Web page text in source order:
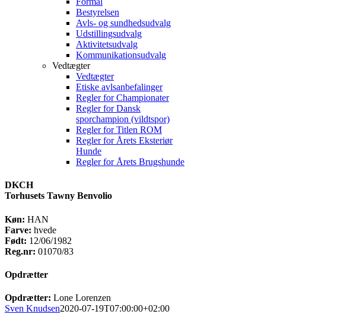
Bestyrelsen
Avls- og sundhedsudvalg
Udstillingsudvalg
Aktivitetsudvalg
Kommunikationsudvalg
Vedtægter
Vedtægter
Etiske avlsanbefalinger
Regler for Championater
Regler for Dansk
sporchampion (vildtspor)
Regler for Titlen ROM
Regler for Årets Eksteriør
Hunde
Regler for Årets Brugshunde
DKCH
Torhusets Tawny Benvolio
Køn: HAN
Farve: hvede
Født: 12/06/1982
Reg.nr: 01070/83
Opdrætter
Opdrætter: Lone Lorenzen
Sven Knudsen2020-07-19T07:00:00+02:00